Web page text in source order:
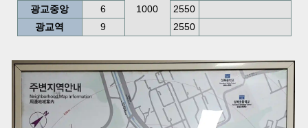
1000
광교중앙 6
2550
광교역
9 2550